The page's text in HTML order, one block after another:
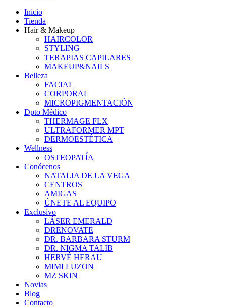
Inicio
Tienda
Hair & Makeup
HAIRCOLOR
STYLING
TERAPIAS CAPILARES
MAKEUP&NAILS
Belleza
FACIAL
CORPORAL
MICROPIGMENTACIÓN
Dpto Médico
THERMAGE FLX
ULTRAFORMER MPT
DERMOESTÉTICA
Wellness
OSTEOPATÍA
Conócenos
NATALIA DE LA VEGA
CENTROS
AMIGAS
ÚNETE AL EQUIPO
Exclusivo
LÁSER EMERALD
DRENOVATE
DR. BARBARA STURM
DR. NIGMA TALIB
HERVÉ HERAU
MIMI LUZON
MZ SKIN
Novias
Blog
Contacto